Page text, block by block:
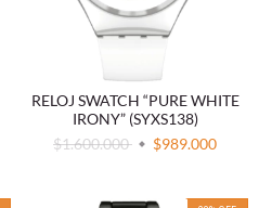
RELOJ SWATCH “PURE WHITE
IRONY” (SYXS138)
$1.600.000
$989.000